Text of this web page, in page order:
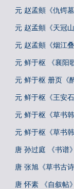
元 赵孟頫《仇锷墓
元 赵孟頫《天冠山
元 赵孟頫《烟江
元 鲜于枢 《襄阳
元 鲜于枢 册页《
元 鲜于枢《王安石
元 鲜于枢《草书
元 鲜于枢《草书
唐 孙过庭 《书谱》
唐 张旭《草书古诗
唐 怀素 《自叙帖》